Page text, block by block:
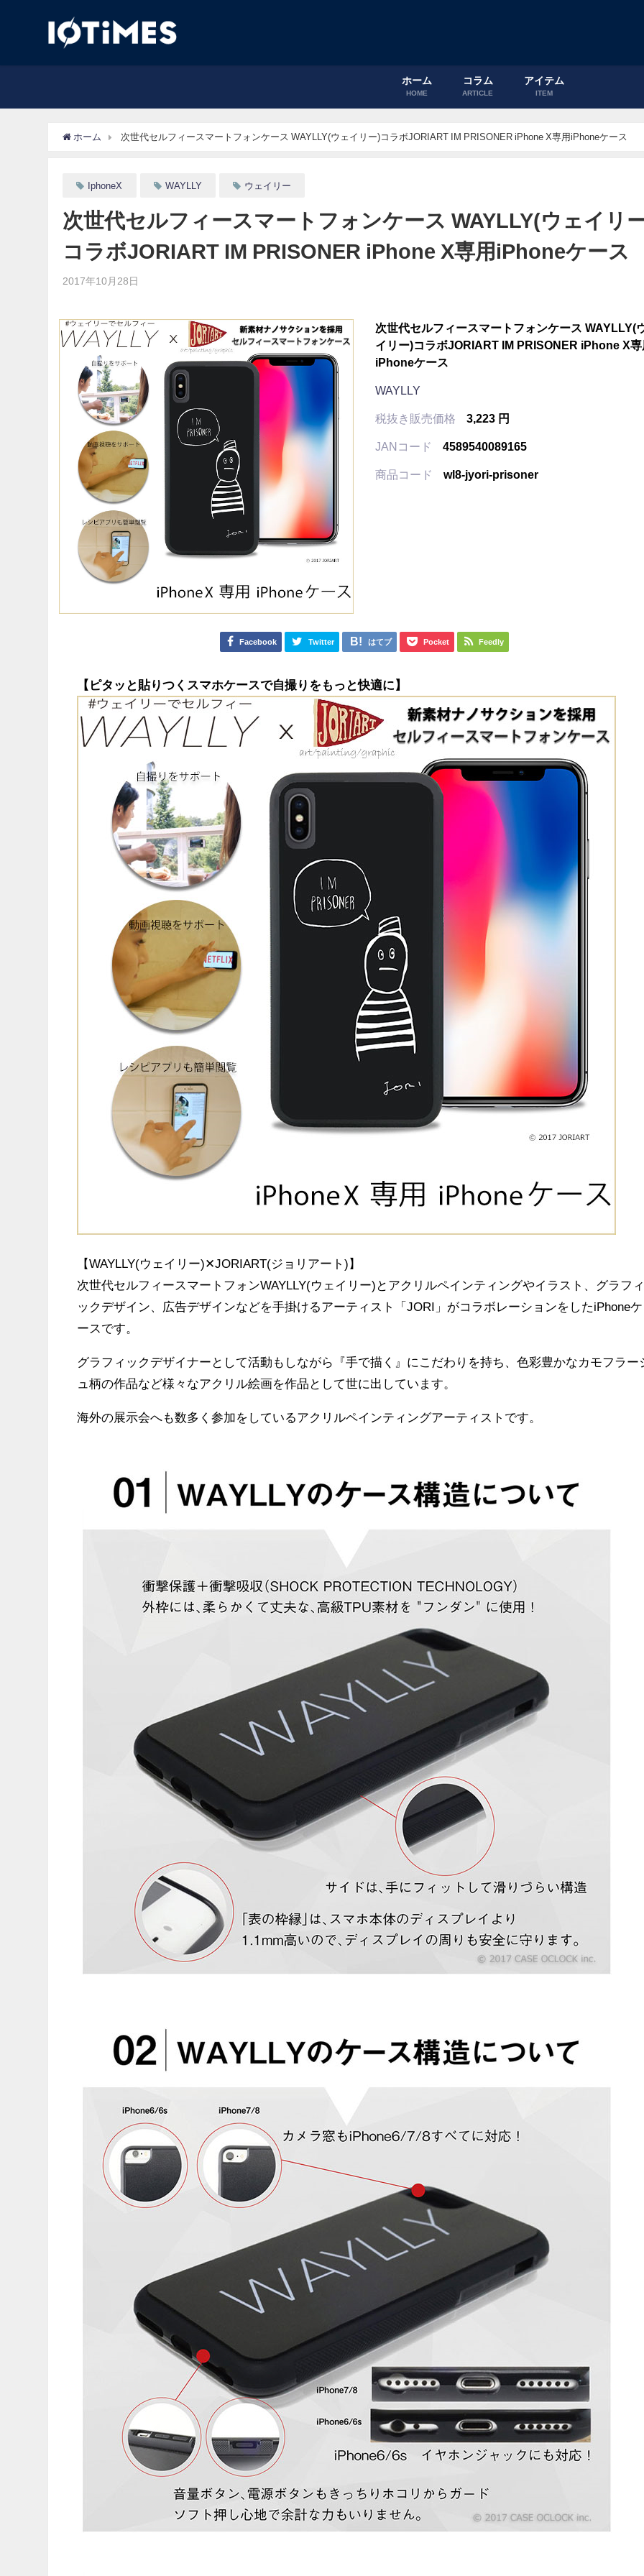
ホーム
HOME
コラム
ARTICLE
アイテム
ITEM
ホーム 次世代セルフィースマートフォンケース WAYLLY(ウェイリー)コラボJORIART IM PRISONER iPhone X専用iPhoneケース
IphoneX WAYLLY ウェイリー
次世代セルフィースマートフォンケース WAYLLY(ウェイリ
コラボJORIART IM PRISONER iPhone X専用iPhoneケース
2017年10月28日
次世代セルフィースマートフォンケース WAYLLY(
イリー)コラボJORIART IM PRISONER iPhone X専
iPhoneケース
WAYLLY
税抜き販売価格 3,223 円
JANコード 4589540089165
商品コード wl8-jyori-prisoner
Facebook Twitter はてブ Pocket Feedly
【ピタッと貼りつくスマホケースで自撮りをもっと快適に】
【WAYLLY(ウェイリー)✕JORIART(ジョリアート)】
次世代セルフィースマートフォンWAYLLY(ウェイリー)とアクリルペインティングやイラスト、グラフ
ックデザイン、広告デザインなどを手掛けるアーティスト「JORI」がコラボレーションをしたiPhoneケ
ースです。
グラフィックデザイナーとして活動もしながら『手で描く』にこだわりを持ち、色彩豊かなカモフラー
ュ柄の作品など様々なアクリル絵画を作品として世に出しています。
海外の展示会へも数多く参加をしているアクリルペインティングアーティストです。